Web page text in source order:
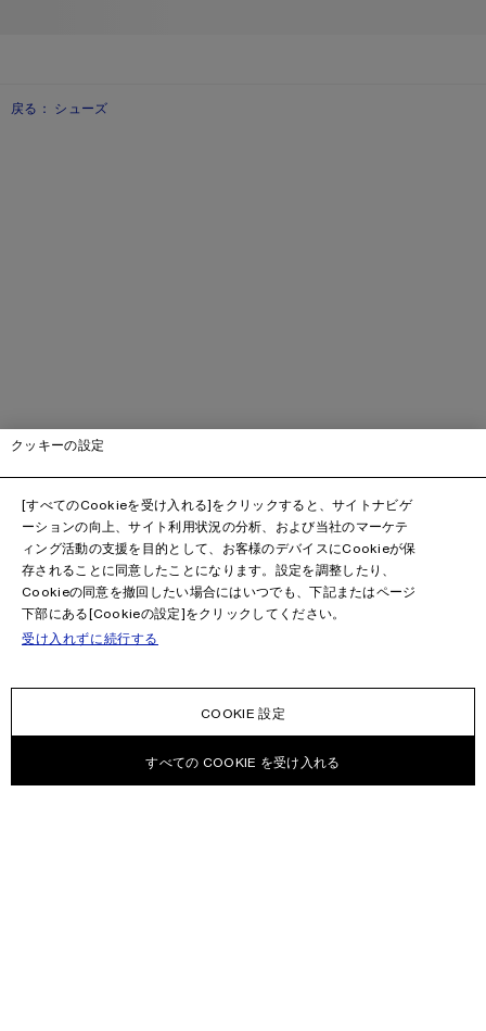
戻る： シューズ
クッキーの設定
[すべてのCookieを受け入れる]をクリックすると、サイトナビゲ
ーションの向上、サイト利用状況の分析、および当社のマーケテ
ィング活動の支援を目的として、お客様のデバイスにCookieが保
存されることに同意したことになります。設定を調整したり、
Cookieの同意を撤回したい場合にはいつでも、下記またはページ
下部にある[Cookieの設定]をクリックしてください。
受け入れずに続行する
COOKIE 設定
すべての COOKIE を受け入れる